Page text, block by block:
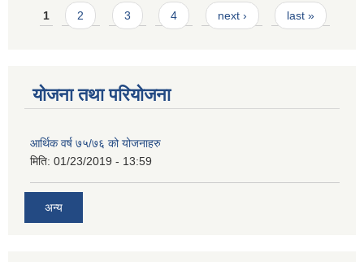
Pages
1 2 3 4 next › last »
योजना तथा परियोजना
आर्थिक वर्ष ७५/७६ को योजनाहरु
मिति: 01/23/2019 - 13:59
अन्य